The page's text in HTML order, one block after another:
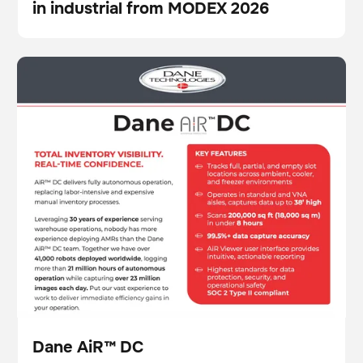
Blog
in industrial from MODEX 2026
Dane AiR™ DC
Escáner
Gestión de existencias
Dane AiR™ DC